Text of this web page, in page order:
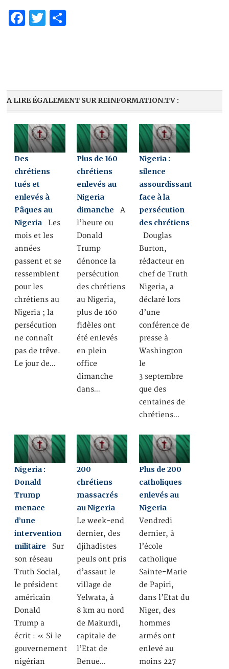
Facebook
Twitter
A LIRE ÉGALEMENT SUR REINFORMATION.TV :
Des
chrétiens
tués et
enlevés à
Pâques au
Nigeria Les
mois et les
années
passent et se
ressemblent
pour les
chrétiens au
Nigeria ; la
persécution
ne connaît
pas de trêve.
Le jour de…
Plus de 160
chrétiens
enlevés au
Nigeria
dimanche A
l’heure ou
Donald
Trump
dénonce la
persécution
des chrétiens
au Nigeria,
plus de 160
fidèles ont
été enlevés
en plein
office
dimanche
dans…
Nigeria :
silence
assourdissant
face à la
persécution
des chrétiens
Douglas
Burton,
rédacteur en
chef de Truth
Nigeria, a
déclaré lors
d’une
conférence de
presse à
Washington
le
3 septembre
que des
centaines de
chrétiens…
Nigeria :
Donald
Trump
menace
d’une
intervention
militaire Sur
son réseau
Truth Social,
le président
américain
Donald
Trump a
écrit : « Si le
gouvernement
nigérian
200
chrétiens
massacrés
au Nigeria
Le week-end
dernier, des
djihadistes
peuls ont pris
d’assaut le
village de
Yelwata, à
8 km au nord
de Makurdi,
capitale de
l’Etat de
Benue…
Plus de 200
catholiques
enlevés au
Nigeria
Vendredi
dernier, à
l’école
catholique
Sainte-Marie
de Papiri,
dans l’Etat du
Niger, des
hommes
armés ont
enlevé au
moins 227